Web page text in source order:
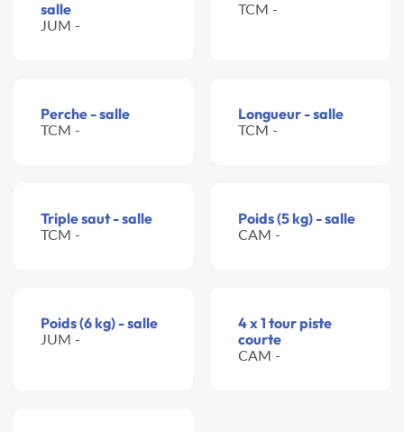
salle
JUM -
TCM -
Perche - salle
TCM -
Longueur - salle
TCM -
Triple saut - salle
TCM -
Poids (5 kg) - salle
CAM -
Poids (6 kg) - salle
JUM -
4 x 1 tour piste
courte
CAM -